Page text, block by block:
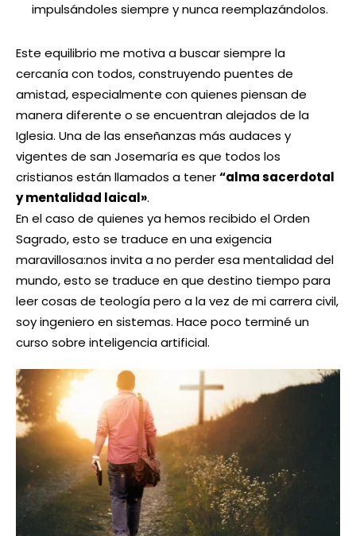
impulsándoles siempre y nunca reemplazándolos.
Este equilibrio me motiva a buscar siempre la
cercanía con todos, construyendo puentes de
amistad, especialmente con quienes piensan de
manera diferente o se encuentran alejados de la
Iglesia. Una de las enseñanzas más audaces y
vigentes de san Josemaría es que todos los
cristianos están llamados a tener“alma sacerdotal
y mentalidad laical».
En el caso de quienes ya hemos recibido el Orden
Sagrado, esto se traduce en una exigencia
maravillosa:nos invita a no perder esa mentalidad del
mundo, esto se traduce en que destino tiempo para
leer cosas de teología pero a la vez de mi carrera civil,
soy ingeniero en sistemas. Hace poco terminé un
curso sobre inteligencia artificial.